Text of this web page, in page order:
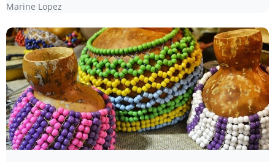
Marine Lopez